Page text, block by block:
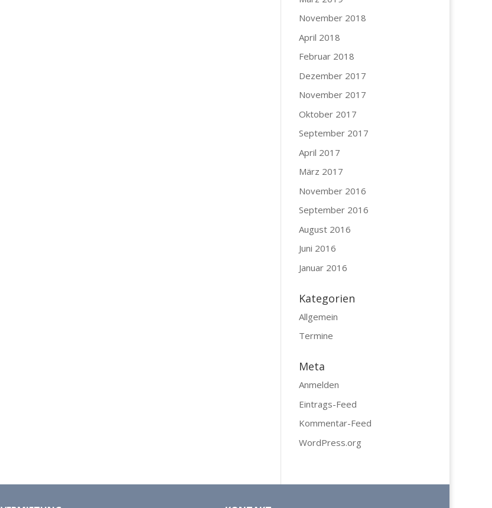
November 2018
April 2018
Februar 2018
Dezember 2017
November 2017
Oktober 2017
September 2017
April 2017
März 2017
November 2016
September 2016
August 2016
Juni 2016
Januar 2016
Kategorien
Allgemein
Termine
Meta
Anmelden
Eintrags-Feed
Kommentar-Feed
WordPress.org